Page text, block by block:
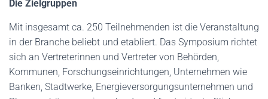
Die Zielgruppen
Mit insgesamt ca. 250 Teilnehmenden ist die Veranstaltung
in der Branche beliebt und etabliert. Das Symposium richtet
sich an Vertreterinnen und Vertreter von Behörden,
Kommunen, Forschungseinrichtungen, Unternehmen wie
Banken, Stadtwerke, Energieversorgungsunternehmen und